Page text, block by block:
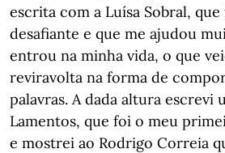
escrita com a Luísa Sobral,
desafiante e que me ajudou
entrou na minha vida, o que
reviravolta na forma de
palavras. A dada altura escrevi
Lamentos, que foi o meu
e mostrei ao Rodrigo Correia